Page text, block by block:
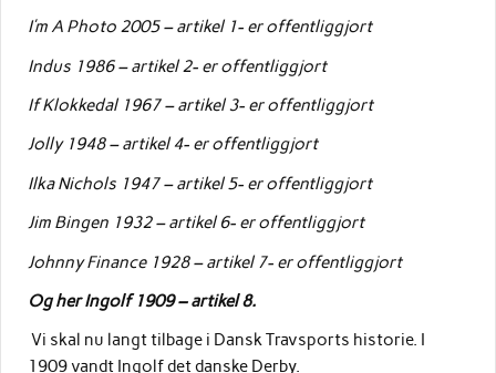
I’m A Photo 2005 – artikel 1- er offentliggjort
Indus 1986 – artikel 2- er offentliggjort
If Klokkedal 1967 – artikel 3- er offentliggjort
Jolly 1948 – artikel 4- er offentliggjort
Ilka Nichols 1947 – artikel 5- er offentliggjort
Jim Bingen 1932 – artikel 6- er offentliggjort
Johnny Finance 1928 – artikel 7- er offentliggjort
Og her Ingolf 1909 – artikel 8.
Vi skal nu langt tilbage i Dansk Travsports historie. I
1909 vandt Ingolf det danske Derby.